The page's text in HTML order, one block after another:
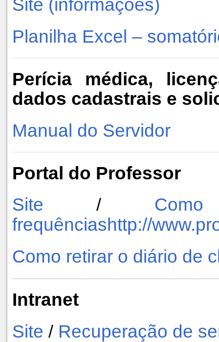
Site (informações)
Planilha Excel –
Perícia médica,
dados cadastrais e
Manual do Servidor
Portal do Professor
Site /
frequênciashttp://
Como retirar o diário de
Intranet
Site / Recuperação de